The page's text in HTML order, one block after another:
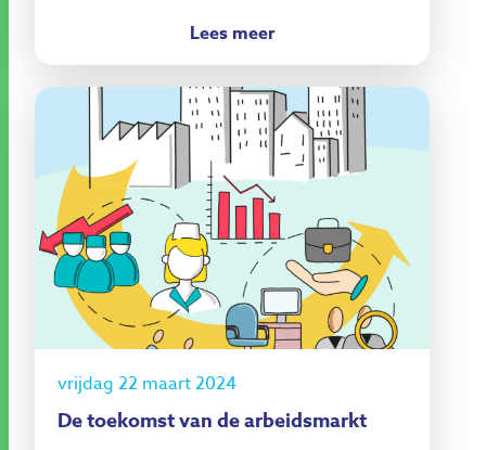
Lees meer
vrijdag 22 maart 2024
De toekomst van de arbeidsmarkt